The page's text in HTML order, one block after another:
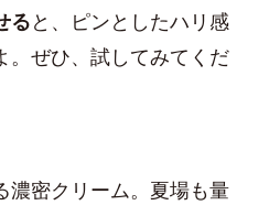
ると、ピンとしたハリ感
。ぜひ、試してみてくだ
濃密クリーム。夏場も量